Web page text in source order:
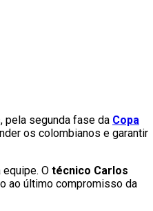
pela segunda fase da Copa
os colombianos e garantir
O técnico Carlos
ao último compromisso da